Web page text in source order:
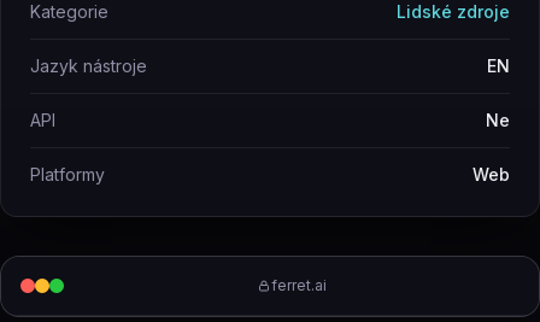
ferret.ai
Kategorie Lidské zdroje
Jazyk nástroje EN
API Ne
Platformy Web